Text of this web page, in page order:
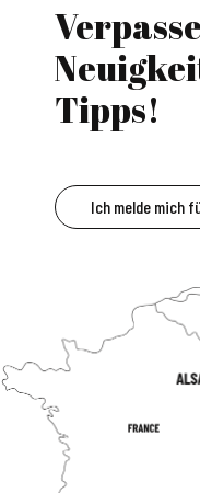
Tipps!
Ich melde mich